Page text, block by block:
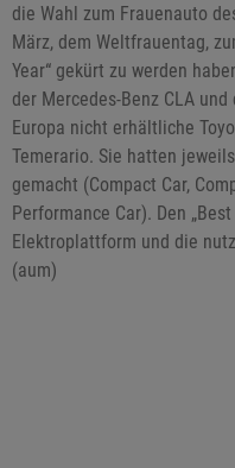
die Wahl zum Frauenauto
März, dem Weltfrauentag,
Year“ gekürt zu werden
der Mercedes-Benz CLA
Europa nicht erhältliche
Temerario. Sie hatten
gemacht (Compact Car,
Performance Car). Den
Elektroplattform und die
(aum)